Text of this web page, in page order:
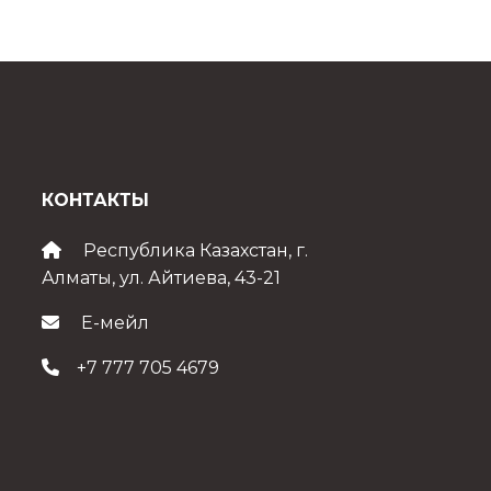
КОНТАКТЫ
Республика Казахстан, г.
Алматы, ул. Айтиева, 43-21
Е-мейл
+7 777 705 4679